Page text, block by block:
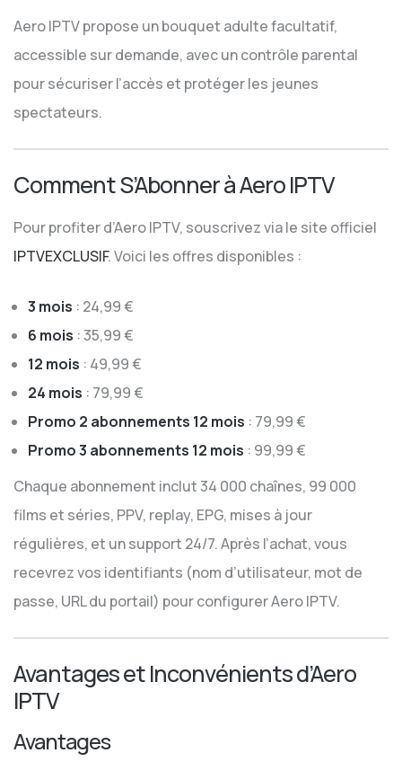
Aero IPTV propose un bouquet adulte facultatif,
accessible sur demande, avec un contrôle parental
pour sécuriser l’accès et protéger les jeunes
spectateurs.
Comment S’Abonner à Aero IPTV
Pour profiter d’Aero IPTV, souscrivez via le site officiel
IPTVEXCLUSIF. Voici les offres disponibles :
3 mois : 24,99 €
6 mois : 35,99 €
12 mois : 49,99 €
24 mois : 79,99 €
Promo 2 abonnements 12 mois : 79,99 €
Promo 3 abonnements 12 mois : 99,99 €
Chaque abonnement inclut 34 000 chaînes, 99 000
films et séries, PPV, replay, EPG, mises à jour
régulières, et un support 24/7. Après l’achat, vous
recevrez vos identifiants (nom d’utilisateur, mot de
passe, URL du portail) pour configurer Aero IPTV.
Avantages et Inconvénients d’Aero
IPTV
Avantages